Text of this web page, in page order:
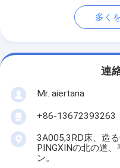
多く
連
Mr. aiertana
+86-13672393263
3A005,3RD床、造
PINGXINの北の道
ン。